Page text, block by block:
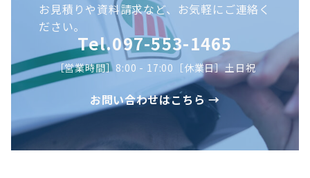
お見積りや資料請求など、お気軽にご連絡く
ださい。
Tel.097-553-1465
［営業時間］8:00 - 17:00［休業日］土日祝
お問い合わせはこちら →